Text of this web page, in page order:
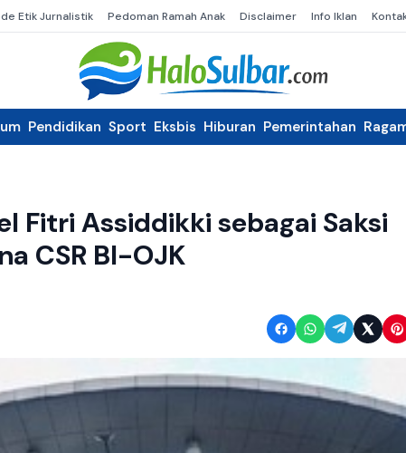
Etik Jurnalistik Pedoman Ramah Anak Disclaimer Info Iklan
Pendidikan Sport Eksbis Hiburan Pemerintahan
Fitri Assiddikki sebagai Saksi
CSR BI-OJK